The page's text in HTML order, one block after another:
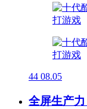
44 08.05
全屏生产